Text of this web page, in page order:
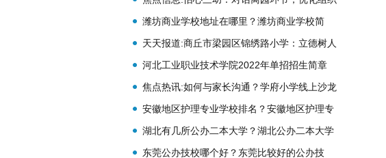
管理
潍坊商业学校地址在哪里？潍坊商业学校简
介？
天天报道:商丘市梁园区锦绣路小学：立德树人
从家出发
河北工业职业技术学院2022年单招招生简章
焦点热讯:如何与家长沟通？学府小学线上沙龙
给新教师“支招”
安徽地区护理专业学校排名？安徽地区护理专
业学校推荐？
湖北有几所公办二本大学？湖北公办二本大学
录取分数线排名？
东莞公办技校哪个好？东莞比较好的公办技